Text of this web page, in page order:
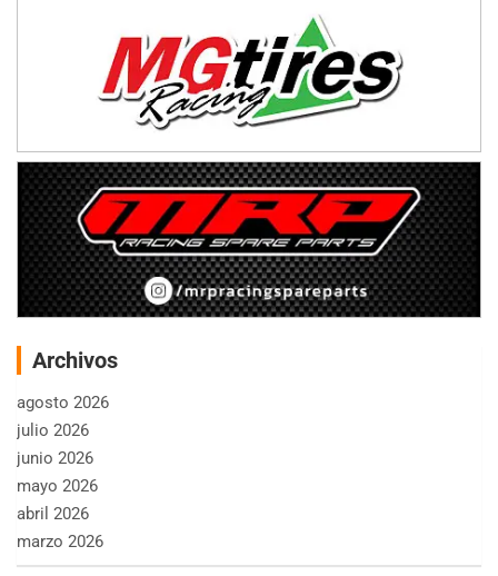
Archivos
agosto 2026
julio 2026
junio 2026
mayo 2026
abril 2026
marzo 2026